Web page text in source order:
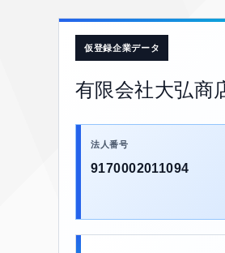
仮登録企業データ
有限会社大弘商
法人番号
9170002011094